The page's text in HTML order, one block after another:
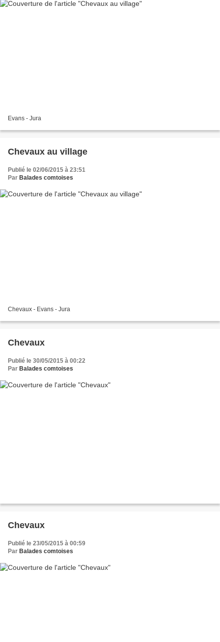
Evans - Jura
Chevaux au village
Publié le 02/06/2015 à 23:51
Par Balades comtoises
Chevaux - Evans - Jura
Chevaux
Publié le 30/05/2015 à 00:22
Par Balades comtoises
Chevaux
Publié le 23/05/2015 à 00:59
Par Balades comtoises